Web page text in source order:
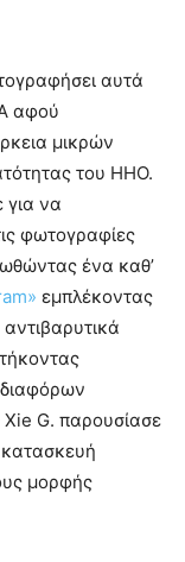
αυτά
αφού
μικρών
του ΗΗΟ.
για να
φωτογραφίες
ένα καθ’
εμπλέκοντας
Xie G. παρουσίασε
μορφής